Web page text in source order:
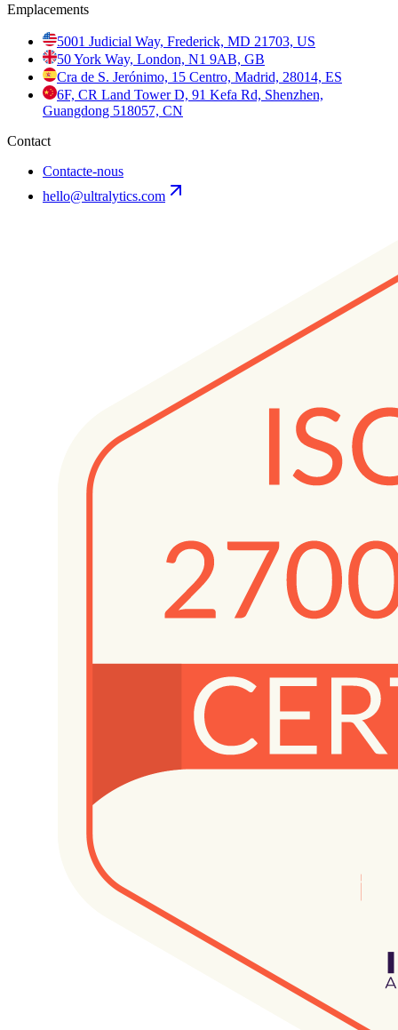
Emplacements
5001 Judicial Way, Frederick, MD 21703, US
50 York Way, London, N1 9AB, GB
Cra de S. Jerónimo, 15 Centro, Madrid, 28014, ES
6F, CR Land Tower D, 91 Kefa Rd, Shenzhen,
Guangdong 518057, CN
Contact
Contacte-nous
hello@ultralytics.com